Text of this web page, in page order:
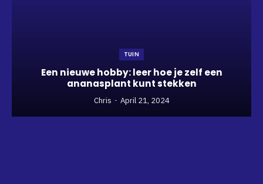
TUIN
Een nieuwe hobby: leer hoe je zelf een
ananasplant kunt stekken
Chris April 21, 2024